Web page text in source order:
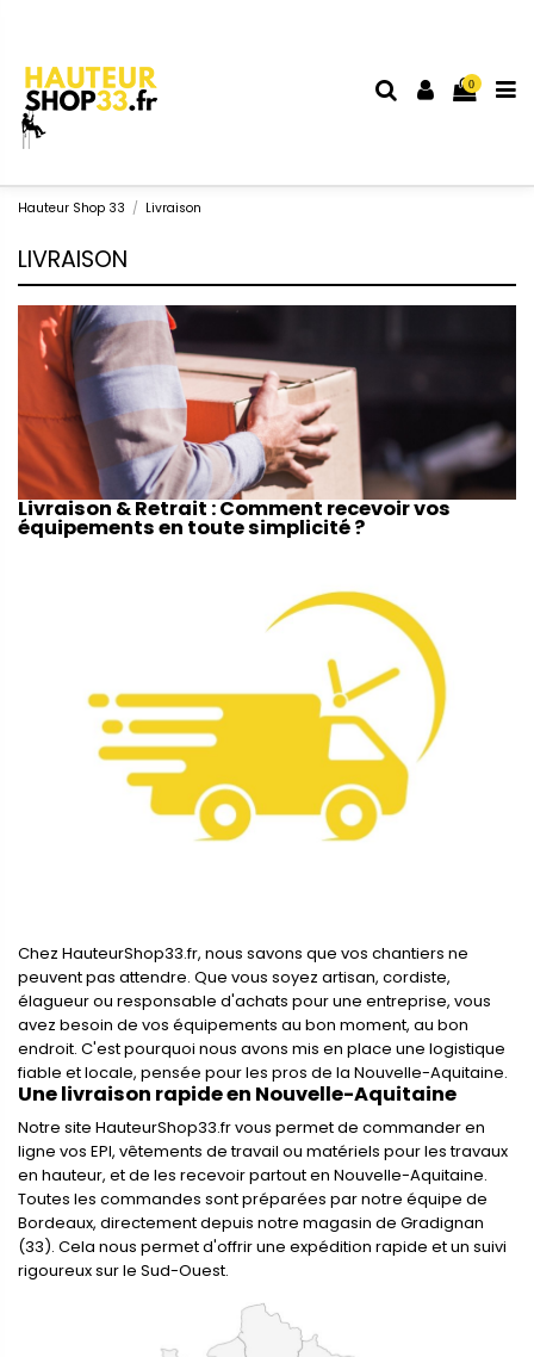
0
Hauteur Shop 33 Livraison
LIVRAISON
Livraison & Retrait : Comment recevoir vos
équipements en toute simplicité ?
Chez HauteurShop33.fr, nous savons que vos chantiers ne
peuvent pas attendre. Que vous soyez artisan, cordiste,
élagueur ou responsable d'achats pour une entreprise, vous
avez besoin de vos équipements au bon moment, au bon
endroit. C'est pourquoi nous avons mis en place une logistique
fiable et locale, pensée pour les pros de la Nouvelle-Aquitaine.
Une livraison rapide en Nouvelle-Aquitaine
Notre site HauteurShop33.fr vous permet de commander en
ligne vos EPI, vêtements de travail ou matériels pour les travaux
en hauteur, et de les recevoir partout en Nouvelle-Aquitaine.
Toutes les commandes sont préparées par notre équipe de
Bordeaux, directement depuis notre magasin de Gradignan
(33). Cela nous permet d'offrir une expédition rapide et un suivi
rigoureux sur le Sud-Ouest.